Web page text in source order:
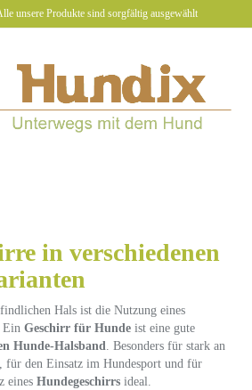
unsere Produkte sind sorgfältig ausgewählt
in verschiedenen
Hals ist die Nutzung eines
Ein Geschirr für Hunde ist eine gute
Hunde-Halsband. Besonders für stark an
für den Einsatz im Hundesport und für
eines Hundegeschirrs ideal.